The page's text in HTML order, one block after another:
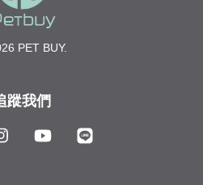
PET BUY.
蹤我們
Instagram YouTube